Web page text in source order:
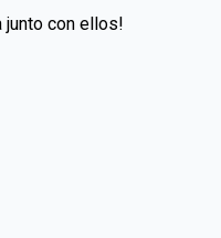
junto con ellos!